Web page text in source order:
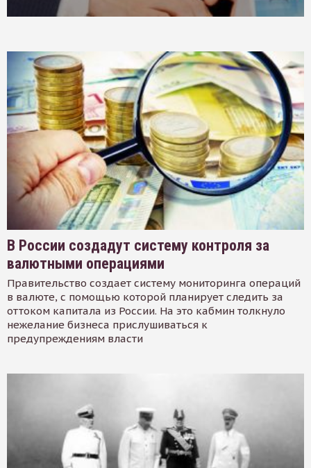
В России создадут систему контроля за
валютными операциями
Правительство создает систему мониторинга операций
в валюте, с помощью которой планирует следить за
оттоком капитала из России. На это кабмин толкнуло
нежелание бизнеса прислушиваться к
предупреждениям власти